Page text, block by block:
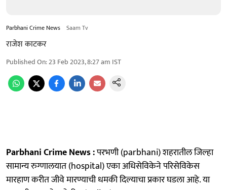
Parbhani Crime News Saam Tv
राजेश काटकर
Published On:23 Feb 2023, 8:27 am IST
Parbhani Crime News :परभणी (parbhani) शहरातील जिल्हा
सामान्य रुग्णालयात (hospital) एका अधिसेविकेने परिसेविकेस
मारहाण करीत जीवे मारण्याची धमकी दिल्याचा प्रकार घडला आहे. या